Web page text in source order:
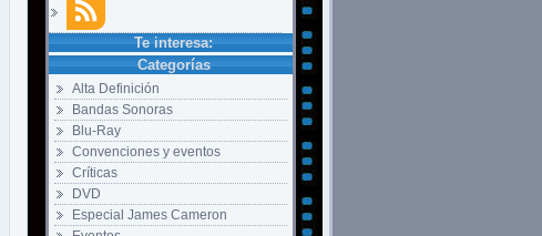
Te interesa:
Categorías
Alta Definición
Bandas Sonoras
Blu-Ray
Convenciones y eventos
Críticas
DVD
Especial James Cameron